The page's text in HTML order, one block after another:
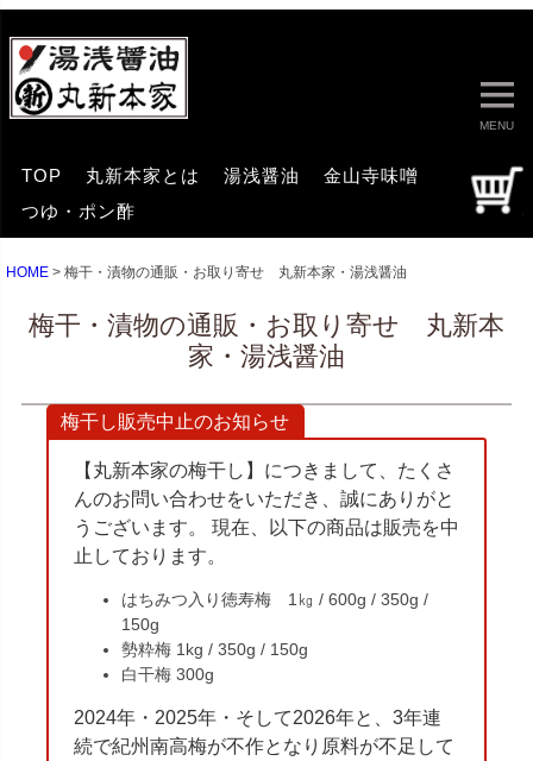
MENU
TOP 丸新本家とは 湯浅醤油
金山寺味噌
つゆ・ポン酢
HOME 梅干・漬物の通販・お取り寄せ 丸新本家・湯浅醤油
梅干・漬物の通販・お取り寄せ 丸新本
家・湯浅醤油
梅干し販売中止のお知らせ
【丸新本家の梅干し】につきまして、たくさ
んのお問い合わせをいただき、誠にありがと
うございます。 現在、以下の商品は販売を中
止しております。
はちみつ入り徳寿梅 1㎏ / 600g / 350g /
150g
勢粋梅 1kg / 350g / 150g
白干梅 300g
2024年・2025年・そして2026年と、3年連
続で紀州南高梅が不作となり原料が不足して